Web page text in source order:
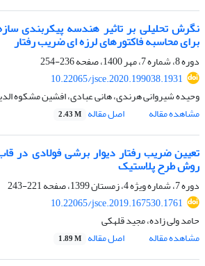
نگرش تحلیلی بر تاثیر هندسه پیکربندی
برای محاسبه فاکتورهای لرزه ای ضریب رفتار
دوره 8، شماره 7، مهر 1400، صفحه
236-254
10.22065/jsce.2020.199038.1931
وحیده شیروانی هرندی، هانی عبادی، افشین مشکوه
مشاهده مقاله
اصل مقاله 2.43 M
تعیین ضریب رفتار دیوار برشی فولادی در
روش طرح پلاستیک
دوره 7، شماره ویژه 4، زمستان 1399، صفحه
221-243
10.22065/jsce.2019.167530.1761
حامد ولی زاده، مجید قلهکی
مشاهده مقاله
اصل مقاله 1.89 M